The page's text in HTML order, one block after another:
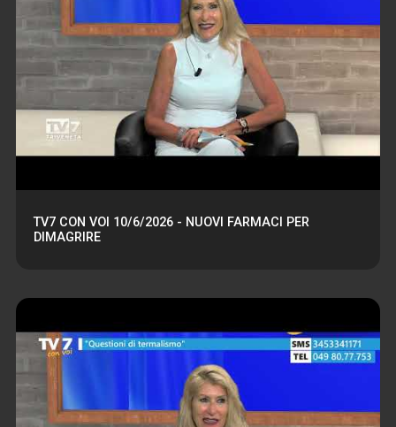
TV7 CON VOI 10/6/2026 - NUOVI FARMACI PER
DIMAGRIRE